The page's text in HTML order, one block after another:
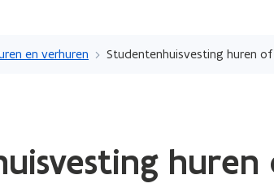
en verhuren Studentenhuisvesting huren